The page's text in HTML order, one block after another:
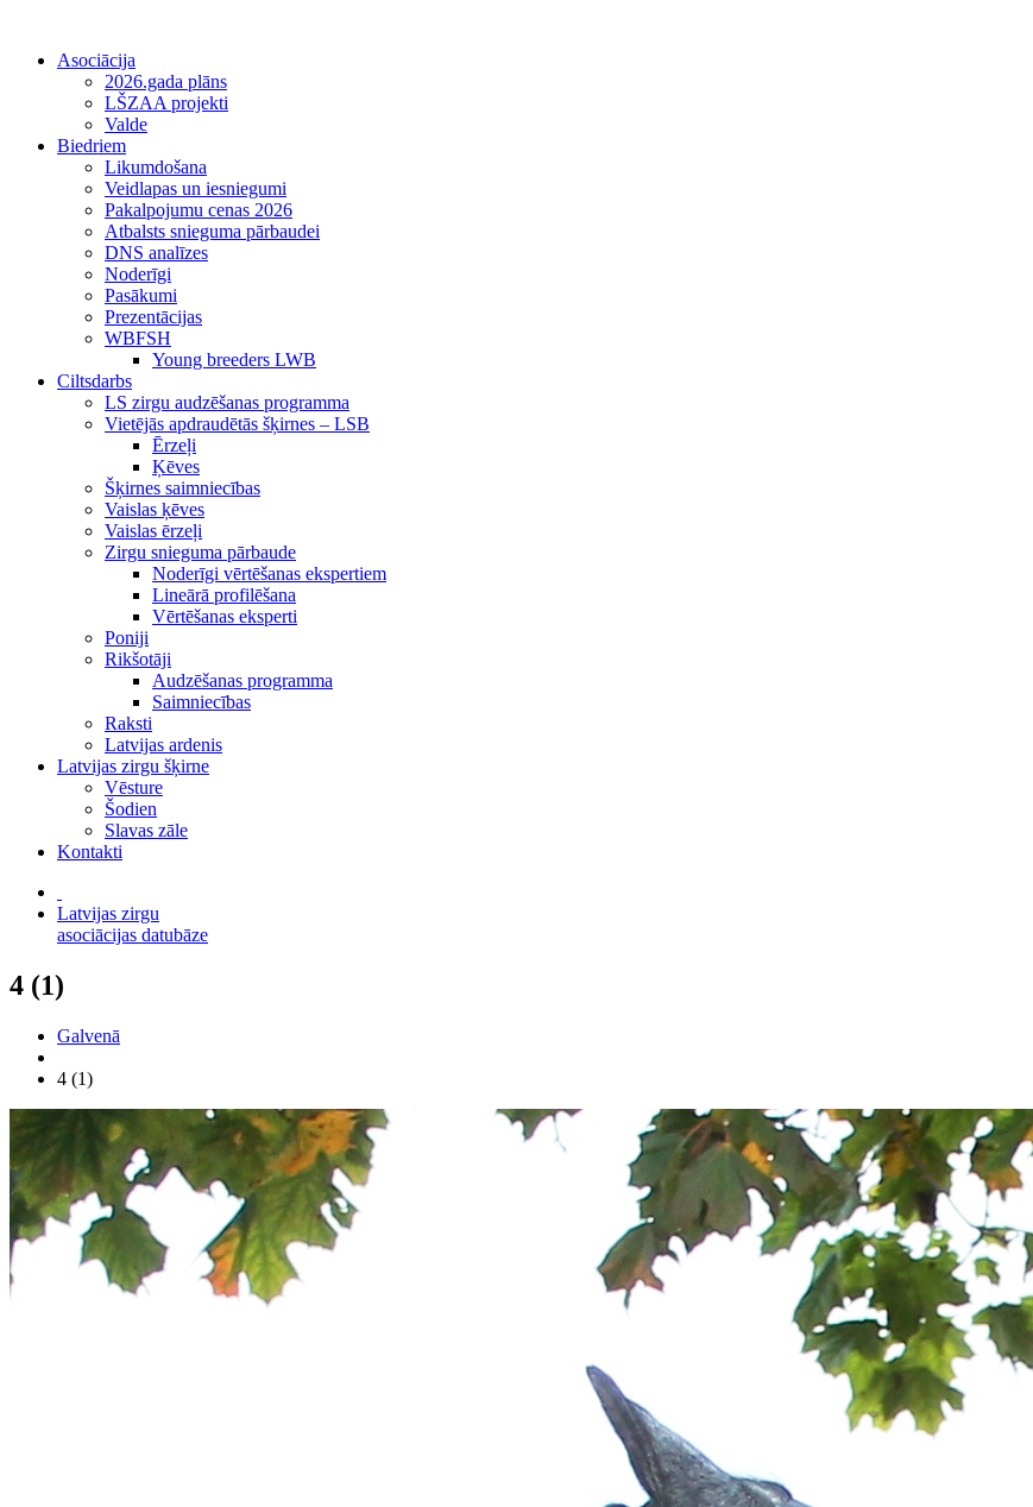
Asociācija
2026.gada plāns
LŠZAA projekti
Valde
Biedriem
Likumdošana
Veidlapas un iesniegumi
Pakalpojumu cenas 2026
Atbalsts snieguma pārbaudei
DNS analīzes
Noderīgi
Pasākumi
Prezentācijas
WBFSH
Young breeders LWB
Ciltsdarbs
LS zirgu audzēšanas programma
Vietējās apdraudētās šķirnes – LSB
Ērzeļi
Ķēves
Šķirnes saimniecības
Vaislas ķēves
Vaislas ērzeļi
Zirgu snieguma pārbaude
Noderīgi vērtēšanas ekspertiem
Lineārā profilēšana
Vērtēšanas eksperti
Poniji
Rikšotāji
Audzēšanas programma
Saimniecības
Raksti
Latvijas ardenis
Latvijas zirgu šķirne
Vēsture
Šodien
Slavas zāle
Kontakti
Latvijas zirgu
asociācijas datubāze
4 (1)
Galvenā
4 (1)